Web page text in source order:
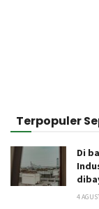
Terpopuler
Di
4